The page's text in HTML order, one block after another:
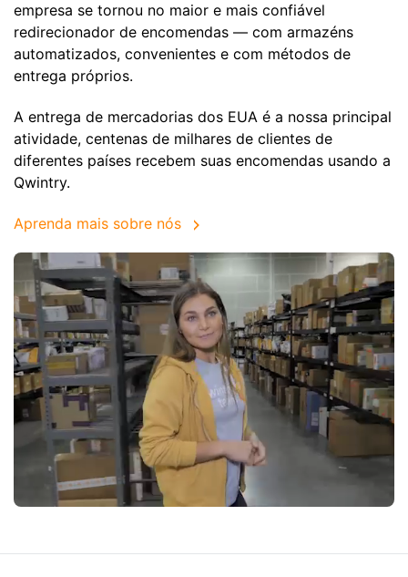
empresa se tornou no maior e mais confiável
redirecionador de encomendas — com armazéns
automatizados, convenientes e com métodos de
entrega próprios.
A entrega de mercadorias dos EUA é a nossa principal
atividade, centenas de milhares de clientes de
diferentes países recebem suas encomendas usando a
Qwintry.
Aprenda mais sobre nós